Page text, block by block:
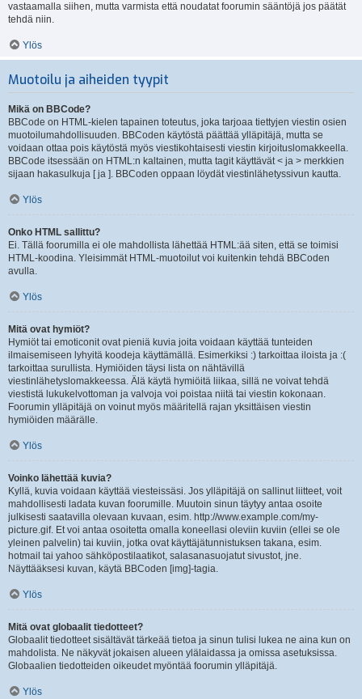
vastaamalla siihen, mutta varmista että noudatat foorumin sääntöjä jos päätät
tehdä niin.
Ylös
Muotoilu ja aiheiden tyypit
Mikä on BBCode?
BBCode on HTML-kielen tapainen toteutus, joka tarjoaa tiettyjen viestin osien
muotoilumahdollisuuden. BBCoden käytöstä päättää ylläpitäjä, mutta se
voidaan ottaa pois käytöstä myös viestikohtaisesti viestin kirjoituslomakkeella.
BBCode itsessään on HTML:n kaltainen, mutta tagit käyttävät < ja > merkkien
sijaan hakasulkuja [ ja ]. BBCoden oppaan löydät viestinlähetyssivun kautta.
Ylös
Onko HTML sallittu?
Ei. Tällä foorumilla ei ole mahdollista lähettää HTML:ää siten, että se toimisi
HTML-koodina. Yleisimmät HTML-muotoilut voi kuitenkin tehdä BBCoden
avulla.
Ylös
Mitä ovat hymiöt?
Hymiöt tai emoticonit ovat pieniä kuvia joita voidaan käyttää tunteiden
ilmaisemiseen lyhyitä koodeja käyttämällä. Esimerkiksi :) tarkoittaa iloista ja :(
tarkoittaa surullista. Hymiöiden täysi lista on nähtävillä
viestinlähetyslomakkeessa. Älä käytä hymiöitä liikaa, sillä ne voivat tehdä
viestistä lukukelvottoman ja valvoja voi poistaa niitä tai viestin kokonaan.
Foorumin ylläpitäjä on voinut myös määritellä rajan yksittäisen viestin
hymiöiden määrälle.
Ylös
Voinko lähettää kuvia?
Kyllä, kuvia voidaan käyttää viesteissäsi. Jos ylläpitäjä on sallinut liitteet, voit
mahdollisesti ladata kuvan foorumille. Muutoin sinun täytyy antaa osoite
julkisesti saatavilla olevaan kuvaan, esim. http://www.example.com/my-
picture.gif. Et voi antaa osoitetta omalla koneellasi oleviin kuviin (ellei se ole
yleinen palvelin) tai kuviin, jotka ovat käyttäjätunnistuksen takana, esim.
hotmail tai yahoo sähköpostilaatikot, salasanasuojatut sivustot, jne.
Näyttääksesi kuvan, käytä BBCoden [img]-tagia.
Ylös
Mitä ovat globaalit tiedotteet?
Globaalit tiedotteet sisältävät tärkeää tietoa ja sinun tulisi lukea ne aina kun on
mahdolista. Ne näkyvät jokaisen alueen ylälaidassa ja omissa asetuksissa.
Globaalien tiedotteiden oikeudet myöntää foorumin ylläpitäjä.
Ylös